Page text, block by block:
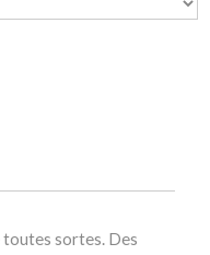
toutes sortes. Des